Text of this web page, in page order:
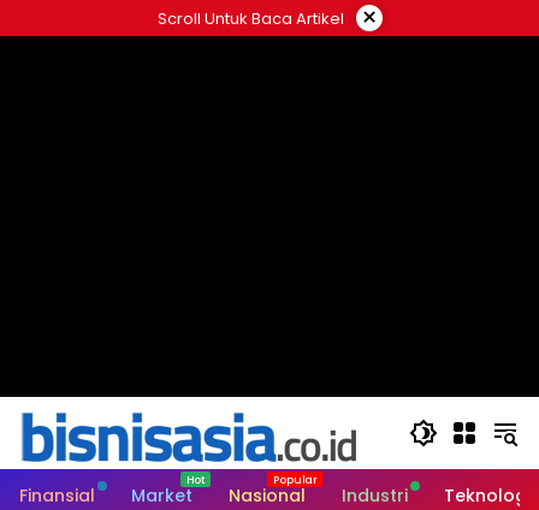
ke
Scroll Untuk Baca Artikel ×
Finansial Market Nasional Industri Teknologi